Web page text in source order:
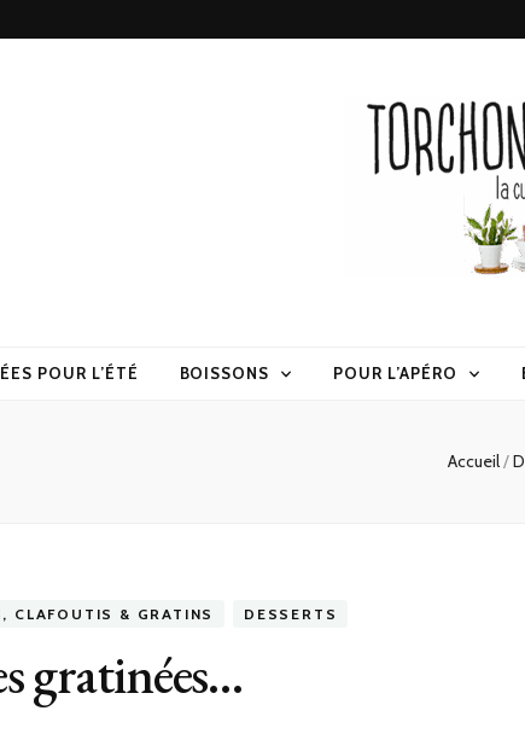
POUR L’ÉTÉ BOISSONS POUR L’APÉRO
Accueil/
CLAFOUTIS & GRATINS DESSERTS
gratinées…